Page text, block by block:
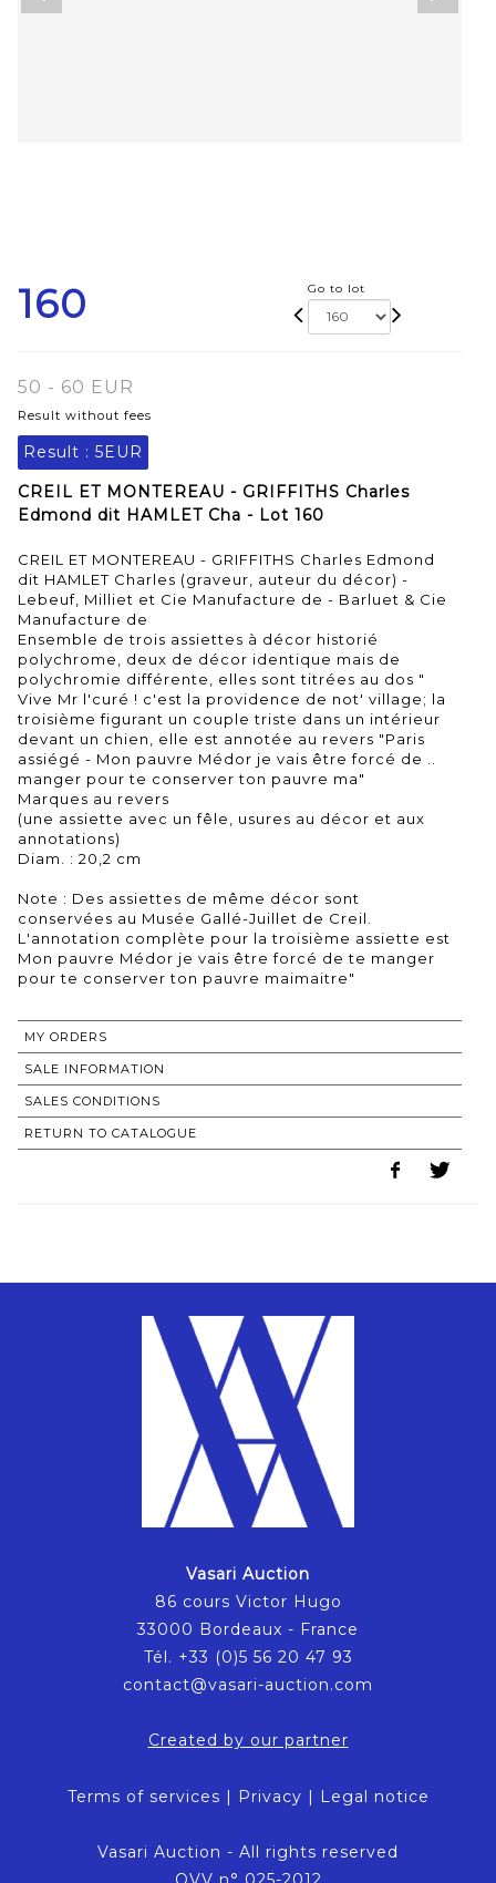
160 Go to lot
50 - 60 EUR
Result without fees
Result : 5EUR
CREIL ET MONTEREAU - GRIFFITHS Charles
Edmond dit HAMLET Cha - Lot 160
CREIL ET MONTEREAU - GRIFFITHS Charles Edmond
dit HAMLET Charles (graveur, auteur du décor) -
Lebeuf, Milliet et Cie Manufacture de - Barluet & Cie
Manufacture de
Ensemble de trois assiettes à décor historié
polychrome, deux de décor identique mais de
polychromie différente, elles sont titrées au dos "
Vive Mr l'curé ! c'est la providence de not' village; la
troisième figurant un couple triste dans un intérieur
devant un chien, elle est annotée au revers "Paris
assiégé - Mon pauvre Médor je vais être forcé de ..
manger pour te conserver ton pauvre ma"
Marques au revers
(une assiette avec un fêle, usures au décor et aux
annotations)
Diam. : 20,2 cm
Note : Des assiettes de même décor sont
conservées au Musée Gallé-Juillet de Creil.
L'annotation complète pour la troisième assiette est
Mon pauvre Médor je vais être forcé de te manger
MY ORDERS
SALE INFORMATION
SALES CONDITIONS
RETURN TO CATALOGUE
Vasari Auction
86 cours Victor Hugo
33000 Bordeaux - France
Tél. +33 (0)5 56 20 47 93
contact@vasari-auction.com
Created by our partner
Terms of services | Privacy | Legal notice
Vasari Auction - All rights reserved